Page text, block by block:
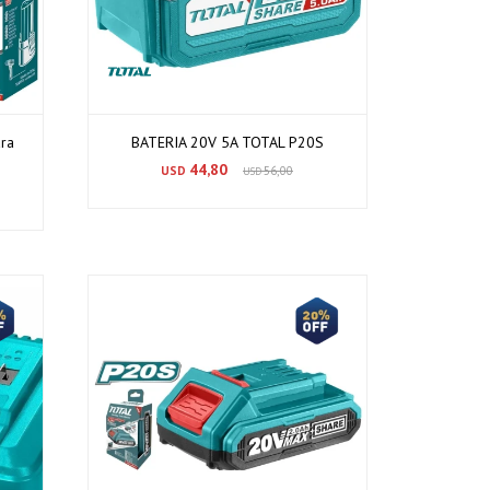
BATERIA 20V 5A TOTAL P20S
USD 44,80 USD56,00